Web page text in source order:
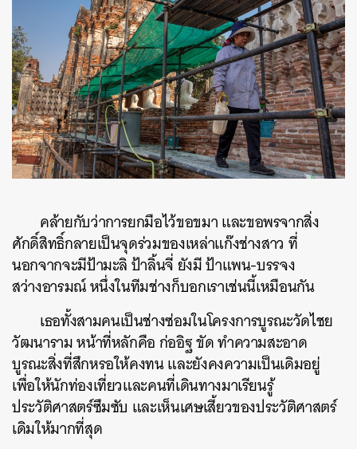
คล้ายกับว่าการยกมือไว้ขอขมา และขอพรจากสิ่ง
ศักดิ์สิทธิ์กลายเป็นจุดร่วมของเหล่าแก๊งช่างสาว ที่
นอกจากจะมีป้ามะลิ ป้าลิ้นจี่ ยังมี ป้าแพน-บรรจง
สว่างอารมณ์ หนึ่งในทีมช่างก็บอกเราเช่นนี้เหมือนกัน
เธอทั้งสามคนเป็นช่างซ่อมในโครงการบูรณะวัดไชย
วัฒนาราม หน้าที่หลักคือ ก่ออิฐ ขัด ทำความสะอาด
บูรณะสิ่งที่สึกหรอให้คงทน และยังคงความเป็นเดิมอยู่
เพื่อให้นักท่องเที่ยวและคนที่เดินทางมาเรียนรู้
ประวัติศาสตร์ซึมซับ และเห็นเศษเสี้ยวของประวัติศาสตร์
เดิมให้มากที่สุด